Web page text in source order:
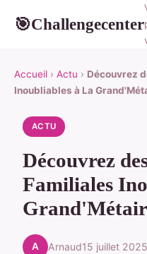
🎯Challengecenter
Accueil › Actu › Découvrez
Inoubliables à La
ACTU
Découvrez
Familiales
A Arnaud15 juillet 2025